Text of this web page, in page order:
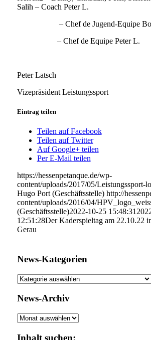
Salih – Coach Peter L.
– Chef de Jugend-Equipe
– Chef de Equipe Peter L.
Peter Latsch
Vizepräsident Leistungssport
Eintrag teilen
Teilen auf Facebook
Teilen auf Twitter
Auf Google+ teilen
Per E-Mail teilen
https://hessenpetanque.de/wp-
content/uploads/2017/05/Leistungssport-
Hugo Port (Geschäftsstelle) http://
content/uploads/2016/04/
(Geschäftsstelle)2022-10-25 15:48:31
12:51:28Der Kaderspieltag am 22.10.22
Gerau
News-Kategorien
News-
News-Archiv
News-
Inhalt suchen: